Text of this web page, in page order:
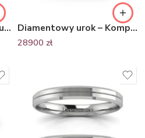
Współczesne piękno – Ażurowe obrączki ślubne z palladu z diamentami
Diamentowy urok – Komplet obrączek Diamond Sky z palladu, brylanty
28900 zł